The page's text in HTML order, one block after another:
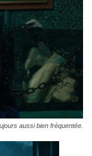
aussi bien fréquentée.